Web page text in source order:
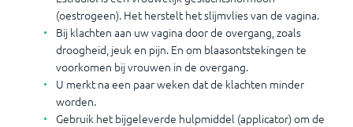
(oestrogeen). Het herstelt het slijmvlies van de vagina.
Bij klachten aan uw vagina door de overgang, zoals
droogheid, jeuk en pijn. En om blaasontstekingen te
voorkomen bij vrouwen in de overgang.
U merkt na een paar weken dat de klachten minder
worden.
Gebruik het bijgeleverde hulpmiddel (applicator) om de